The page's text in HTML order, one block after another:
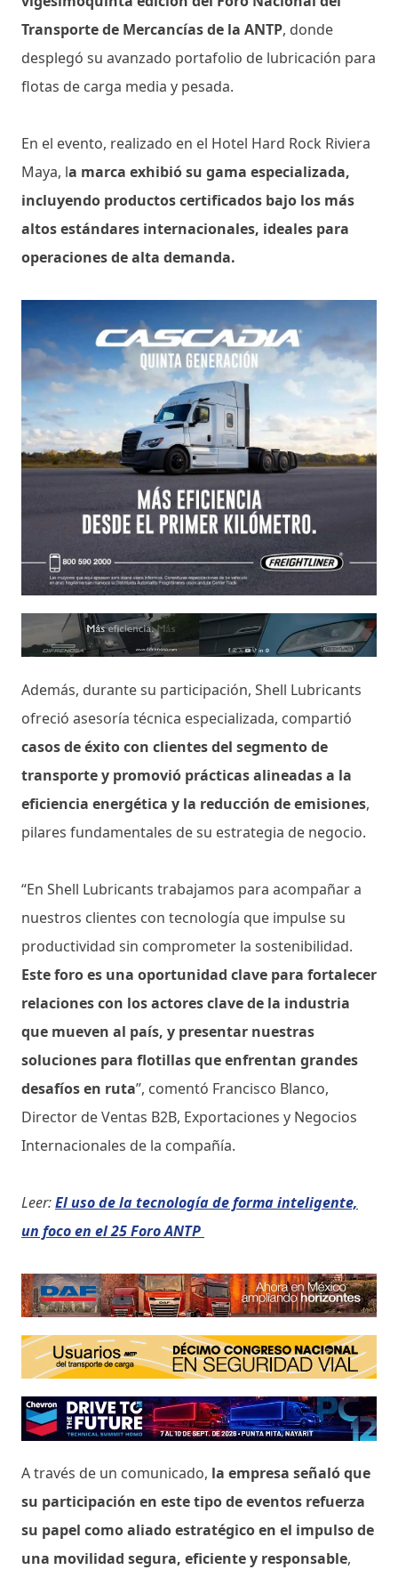
Transporte de Mercancías de la ANTP, donde
desplegó su avanzado portafolio de lubricación para
flotas de carga media y pesada.
En el evento, realizado en el Hotel Hard Rock Riviera
Maya, la marca exhibió su gama especializada,
incluyendo productos certificados bajo los más
altos estándares internacionales, ideales para
operaciones de alta demanda.
Además, durante su participación, Shell Lubricants
ofreció asesoría técnica especializada, compartió
casos de éxito con clientes del segmento de
transporte y promovió prácticas alineadas a la
eficiencia energética y la reducción de emisiones,
pilares fundamentales de su estrategia de negocio.
“En Shell Lubricants trabajamos para acompañar a
nuestros clientes con tecnología que impulse su
productividad sin comprometer la sostenibilidad.
Este foro es una oportunidad clave para fortalecer
relaciones con los actores clave de la industria
que mueven al país, y presentar nuestras
soluciones para flotillas que enfrentan grandes
desafíos en ruta”, comentó Francisco Blanco,
Director de Ventas B2B, Exportaciones y Negocios
Internacionales de la compañía.
Leer:El uso de la tecnología de forma inteligente,
un foco en el 25 Foro ANTP
A través de un comunicado, la empresa señaló que
su participación en este tipo de eventos refuerza
su papel como aliado estratégico en el impulso de
una movilidad segura, eficiente y responsable,